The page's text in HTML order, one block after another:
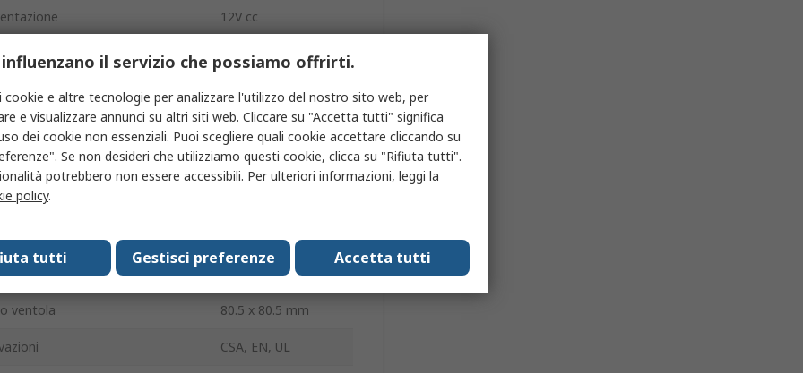
12V cc
7.92W
0.66A
2.19m³/min
3dB
38mm
senza terminazione Filo
ventola 80.5 x 80.5 mm
CSA, EN, UL
il servizio che possiamo offrirti.
cookie e altre tecnologie per analizzare l'utilizzo del nostro sito web, per
e visualizzare annunci su altri siti web. Cliccare su "Accetta tutti" significa
dei cookie non essenziali. Puoi scegliere quali cookie accettare cliccando su
Se non desideri che utilizziamo questi cookie, clicca su "Rifiuta tutti".
potrebbero non essere accessibili. Per ulteriori informazioni, leggi la
policy.
Accetta tutti
Gestisci preferenze
tutti